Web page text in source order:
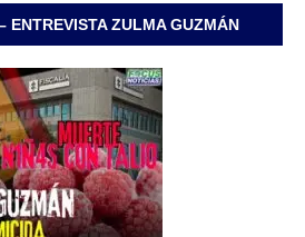
ENTREVISTA ZULMA GUZMÁN